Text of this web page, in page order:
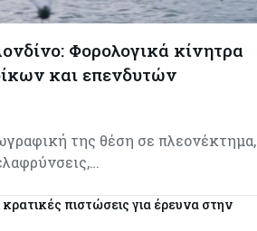
Φορολογικά κίνητρα
και επενδυτών
της θέση σε πλεονέκτημα,
πιστώσεις για έρευνα στην